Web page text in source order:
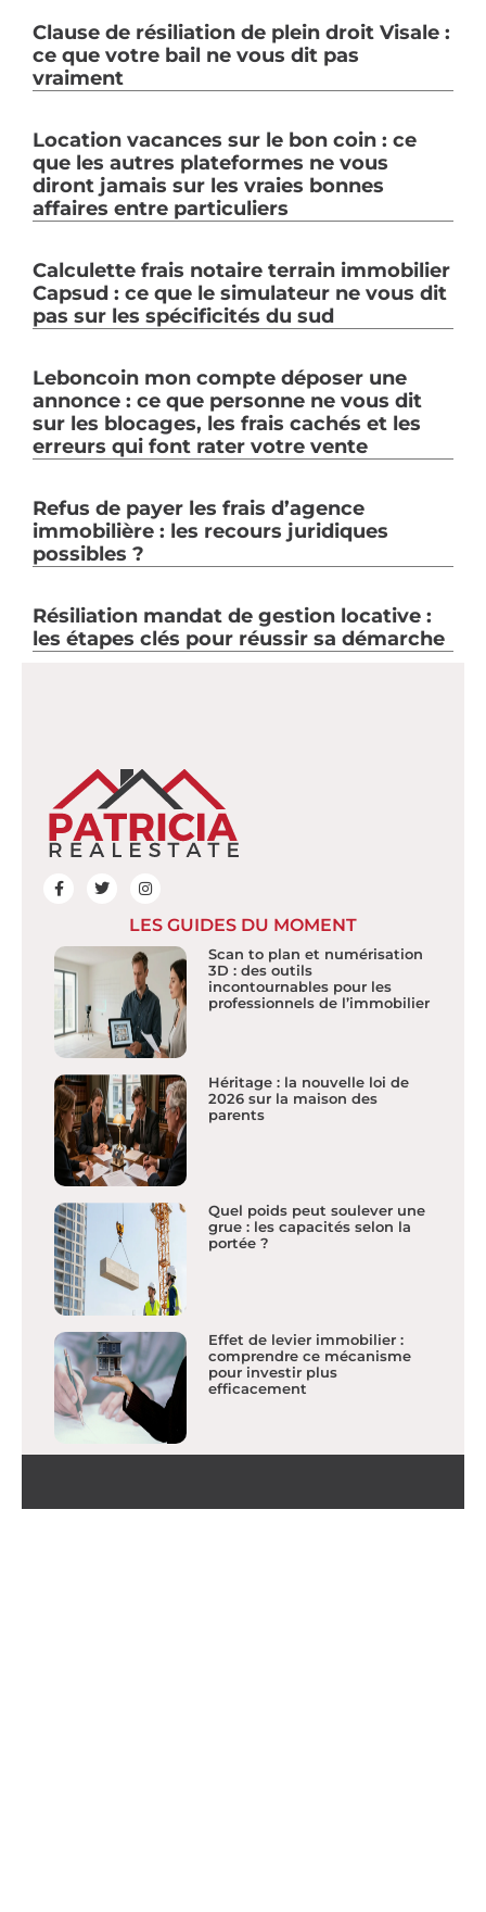
Clause de résiliation de plein droit Visale :
ce que votre bail ne vous dit pas
vraiment
Location vacances sur le bon coin : ce
que les autres plateformes ne vous
diront jamais sur les vraies bonnes
affaires entre particuliers
Calculette frais notaire terrain immobilier
Capsud : ce que le simulateur ne vous dit
pas sur les spécificités du sud
Leboncoin mon compte déposer une
annonce : ce que personne ne vous dit
sur les blocages, les frais cachés et les
erreurs qui font rater votre vente
Refus de payer les frais d’agence
immobilière : les recours juridiques
possibles ?
Résiliation mandat de gestion locative :
les étapes clés pour réussir sa démarche
LES GUIDES DU MOMENT
Scan to plan et numérisation
3D : des outils
incontournables pour les
professionnels de l’immobilier
Héritage : la nouvelle loi de
2026 sur la maison des
parents
Quel poids peut soulever une
grue : les capacités selon la
portée ?
Effet de levier immobilier :
comprendre ce mécanisme
pour investir plus
efficacement